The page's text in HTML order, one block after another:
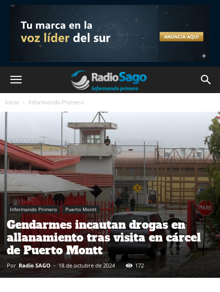
Inicio Informando Primero
Informando Primero Puerto Montt
Gendarmes incautan drogas en
allanamiento tras visita en cárcel
de Puerto Montt
Por Radio SAGO - 18 de octubre de 2024 172